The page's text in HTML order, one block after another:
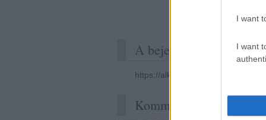
I want
I want
A bejegyzés trackback
https://alkoholista.blog.hu/api/
Kommentek: